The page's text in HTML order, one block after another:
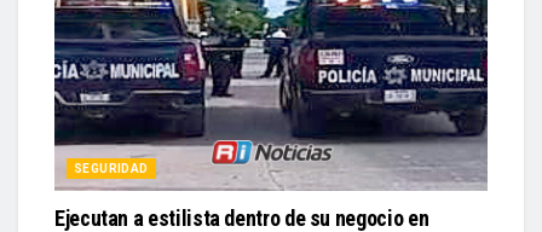
SEGURIDAD
Ejecutan a estilista dentro de su negocio en